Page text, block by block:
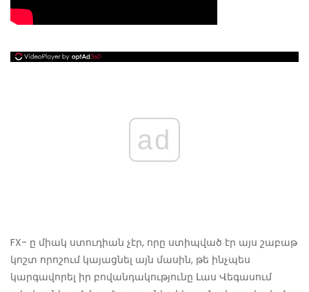
ad
FX- ը միակ ստուդիան չէր, որը ստիպված էր այս շաբաթ
կոշտ որոշում կայացնել այն մասին, թե ինչպես
կարգավորել իր բովանդակությունը Լաս Վեգասում